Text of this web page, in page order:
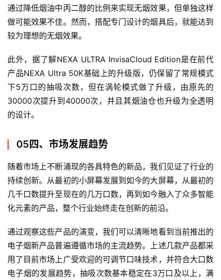
通过降低烟油中丙二醇的比例来实现无烟效果，但单独这样
做可能效果不佳。然而，搭配专门设计的烟具后，就能达到
较为理想的无烟效果。
此外，据了解NEXA ULTRA InvisaCloud Edition是在前代
产品NEXA Ultra 50K基础上的升级版，仍保留了常规模式
下5万口的抽吸次数，但在涡轮模式做了升级，由原先的
30000次提升到40000次，并且其烟油仓也升级为全透明
的设计。
05四、市场发展趋势
随着市场上不断涌现的各具特色的新品，我们见证了行业的
持续创新。从最初的小屏幕发展到如今的大屏幕，从最初的
几千口数提升至现在的几万口数，再到如今融入了众多智能
化元素的产品，整个行业始终走在创新的前沿。
通过观察这些产品的演变，我们可以清晰地看到当前推出的
电子烟新产品普遍遵循市场的主流趋势。上述几款产品都采
用了目前市场上广受欢迎的可调节口味技术，并符合大口数
电子烟的发展趋势，抽吸次数基本稳定在3万口及以上，满